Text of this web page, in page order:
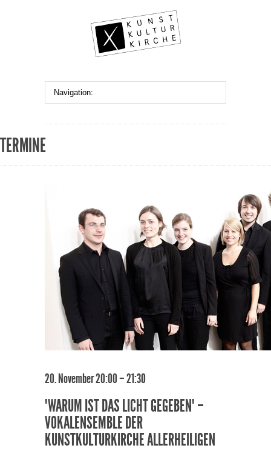
TERMINE
20. November 20:00 – 21:30
"WARUM IST DAS LICHT GEGEBEN" –
VOKALENSEMBLE DER
KUNSTKULTURKIRCHE ALLERHEILIGEN